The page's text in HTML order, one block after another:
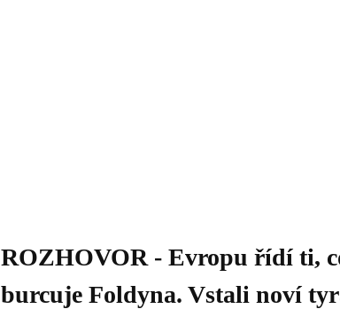
ROZHOVOR - Evropu řídí ti,
burcuje Foldyna. Vstali noví